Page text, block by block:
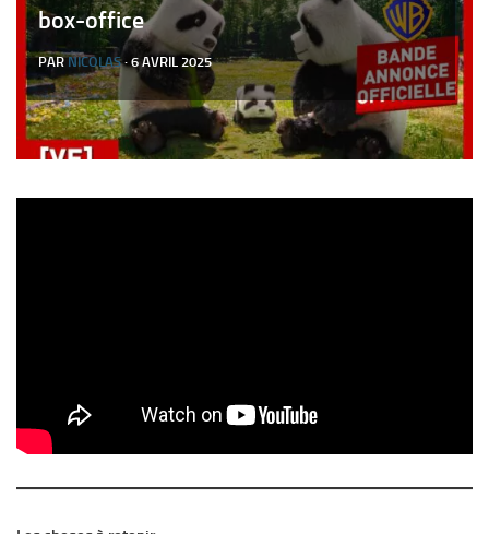
box-office
PARNICOLAS· 6 AVRIL 2025